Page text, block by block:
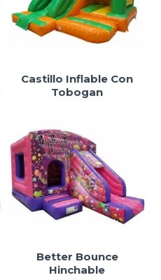
Castillo Inflable Con
Tobogan
Better Bounce
Hinchable